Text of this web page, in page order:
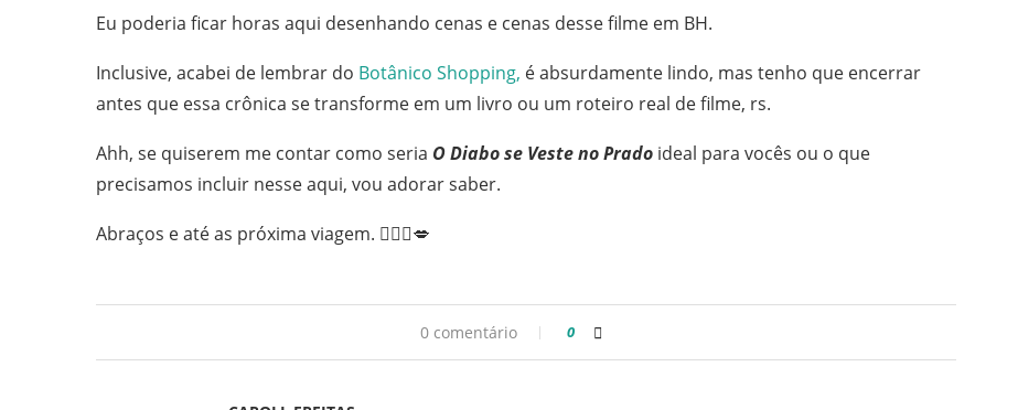
Eu poderia ficar horas aqui desenhando cenas e cenas desse filme em BH.
Inclusive, acabei de lembrar do Botânico Shopping, é absurdamente lindo, mas tenho que encerrar
antes que essa crônica se transforme em um livro ou um roteiro real de filme, rs.
Ahh, se quiserem me contar como seria O Diabo se Veste no Prado ideal para vocês ou o que
precisamos incluir nesse aqui, vou adorar saber.
Abraços e até as próxima viagem. 💁🏻‍♀️💋
0 comentário 0